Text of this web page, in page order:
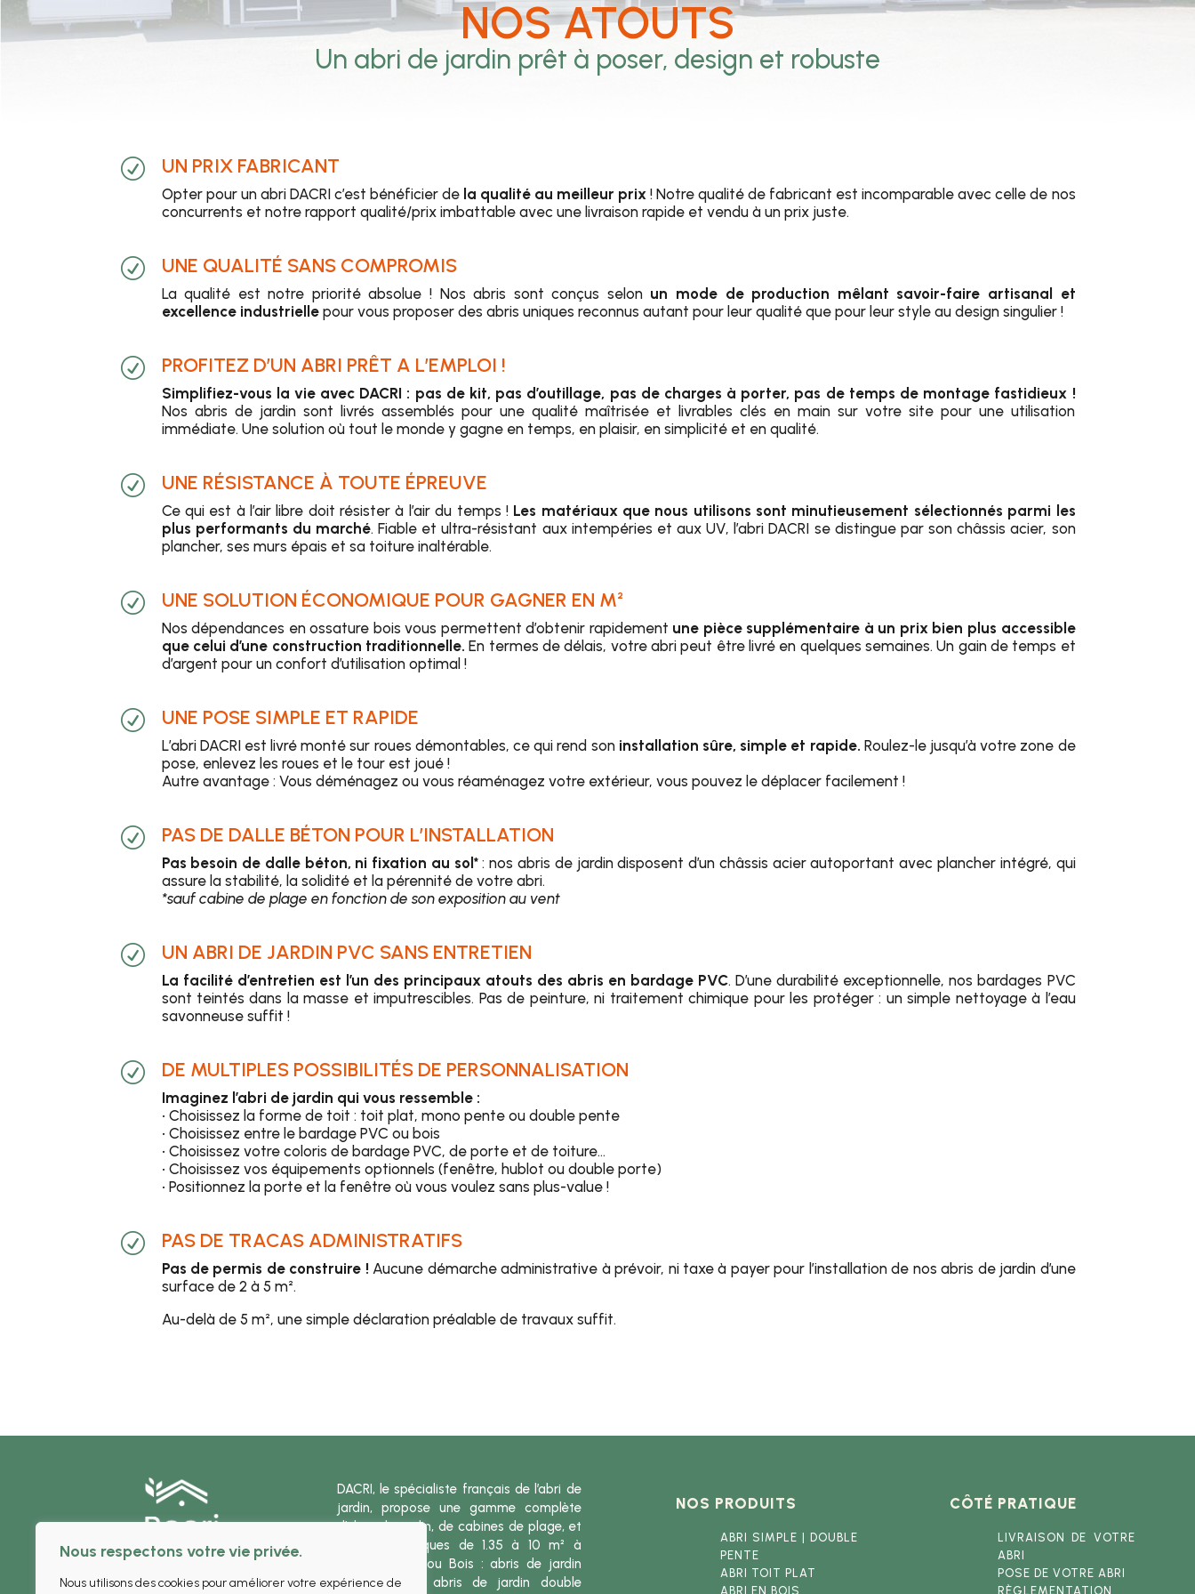
Nous respectons votre vie privée.
Nous utilisons des cookies pour améliorer votre expérience de
NOS ATOUTS
Un abri de jardin prêt à poser, design et robuste
R UN PRIX FABRICANT
Opter pour un abri DACRI c’est bénéficier de la qualité au meilleur prix ! Notre qualité de fabricant est incomparable avec celle de nos
concurrents et notre rapport qualité/prix imbattable avec une livraison rapide et vendu à un prix juste.
R UNE QUALITÉ SANS COMPROMIS
La qualité est notre priorité absolue ! Nos abris sont conçus selon un mode de production mêlant savoir-faire artisanal et
excellence industriellepour vous proposer des abris uniques reconnus autant pour leur qualité que pour leur style au design singulier !
R PROFITEZ D’UN ABRI PRÊT A L’EMPLOI !
Simplifiez-vous la vie avec DACRI : pas de kit, pas d’outillage, pas de charges à porter, pas de temps de montage fastidieux !
Nos abris de jardin sont livrés assemblés pour une qualité maîtrisée et livrables clés en main sur votre site pour une utilisation
immédiate. Une solution où tout le monde y gagne en temps, en plaisir, en simplicité et en qualité.
R UNE RÉSISTANCE À TOUTE ÉPREUVE
Ce qui est à l’air libre doit résister à l’air du temps ! Les matériaux que nous utilisons sont minutieusement sélectionnés parmi les
plus performants du marché. Fiable et ultra-résistant aux intempéries et aux UV, l’abri DACRI se distingue par son châssis acier, son
plancher, ses murs épais et sa toiture inaltérable.
R UNE SOLUTION ÉCONOMIQUE POUR GAGNER EN M²
Nos dépendances en ossature bois vous permettent d’obtenir rapidement une pièce supplémentaire à un prix bien plus accessible
que celui d’une construction traditionnelle. En termes de délais, votre abri peut être livré en quelques semaines. Un gain de temps et
d’argent pour un confort d’utilisation optimal !
R UNE POSE SIMPLE ET RAPIDE
L’abri DACRI est livré monté sur roues démontables, ce qui rend son installation sûre, simple et rapide. Roulez-le jusqu’à votre zone de
pose, enlevez les roues et le tour est joué !
Autre avantage : Vous déménagez ou vous réaménagez votre extérieur, vous pouvez le déplacer facilement !
R PAS DE DALLE BÉTON POUR L’INSTALLATION
Pas besoin de dalle béton, ni fixation au sol*: nos abris de jardin disposent d’un châssis acier autoportant avec plancher intégré, qui
assure la stabilité, la solidité et la pérennité de votre abri.
*sauf cabine de plage en fonction de son exposition au vent
R UN ABRI DE JARDIN PVC SANS ENTRETIEN
La facilité d’entretien est l’un des principaux atouts des abris en bardage PVC. D’une durabilité exceptionnelle, nos bardages PVC
sont teintés dans la masse et imputrescibles. Pas de peinture, ni traitement chimique pour les protéger : un simple nettoyage à l’eau
savonneuse suffit !
R DE MULTIPLES POSSIBILITÉS DE PERSONNALISATION
Imaginez l’abri de jardin qui vous ressemble :
• Choisissez la forme de toit : toit plat, mono pente ou double pente
• Choisissez entre le bardage PVC ou bois
• Choisissez votre coloris de bardage PVC, de porte et de toiture…
• Choisissez vos équipements optionnels (fenêtre, hublot ou double porte)
• Positionnez la porte et la fenêtre où vous voulez sans plus-value !
R PAS DE TRACAS ADMINISTRATIFS
Pas de permis de construire !Aucune démarche administrative à prévoir, ni taxe à payer pour l’installation de nos abris de jardin d’une
surface de 2 à 5 m².
Au-delà de 5 m², une simple déclaration préalable de travaux suffit.
DACRI, le spécialiste français de l’abri de
jardin, propose une gamme complète
d’abris de jardin, de cabines de plage, et
locaux techniques de 1.35 à 10 m² à
bardage PVC ou Bois : abris de jardin
simple pente, abris de jardin double
NOS PRODUITS
ABRI SIMPLE |DOUBLE
PENTE
ABRI TOIT PLAT
ABRI EN BOIS
CÔTÉ PRATIQUE
LIVRAISON DE VOTRE
ABRI
POSE DE VOTRE ABRI
RÈGLEMENTATION